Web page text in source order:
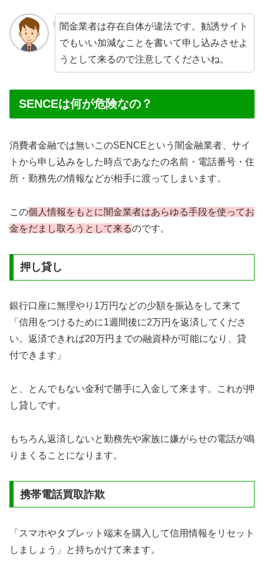
闇金業者は存在自体が違法です。勧誘サイト
でもいい加減なことを書いて申し込みさせよ
うとして来るので注意してくださいね。
SENCEは何が危険なの？
消費者金融では無いこのSENCEという闇金融業者、サイ
トから申し込みをした時点であなたの名前・電話番号・住
所・勤務先の情報などが相手に渡ってしまいます。
この個人情報をもとに闇金業者はあらゆる手段を使ってお
金をだまし取ろうとして来るのです。
押し貸し
銀行口座に無理やり1万円などの少額を振込をして来て
「信用をつけるために1週間後に2万円を返済してくださ
い。返済できれば20万円までの融資枠が可能になり、貸
付できます」
と、とんでもない金利で勝手に入金して来ます。これが押
し貸しです。
もちろん返済しないと勤務先や家族に嫌がらせの電話が鳴
りまくることになります。
携帯電話買取詐欺
「スマホやタブレット端末を購入して信用情報をリセット
しましょう」と持ちかけて来ます。